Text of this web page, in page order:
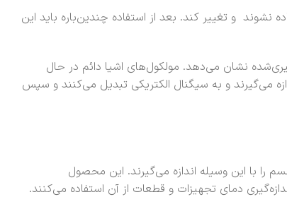
و تغییر کند. بعد از استفاده چندین‌باره باید این
نشان می‌دهد. مولکول‌های اشیا دائم در حال
می‌گیرند و به سیگنال الکتریکی تبدیل می‌کنند و سپس
را با این وسیله اندازه می‌گیرند. این محصول
دمای تجهیزات و قطعات از آن استفاده می‌کنند.